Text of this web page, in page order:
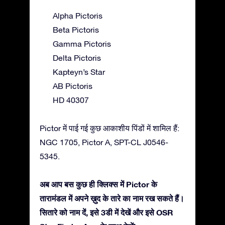
Alpha Pictoris
Beta Pictoris
Gamma Pictoris
Delta Pictoris
Kapteyn’s Star
AB Pictoris
HD 40307
Pictor में पाई गई कुछ आकाशीय पिंडों में शामिल हैं:
NGC 1705, Pictor A, SPT-CL J0546-
5345.
अब आप बस कुछ ही क्लिक्स में Pictor के
तारामंडल में अपने ख़ुद के तारे का नाम रख सकते हैं।
सितारे को नाम दें, इसे 3डी में देखें और इसे OSR